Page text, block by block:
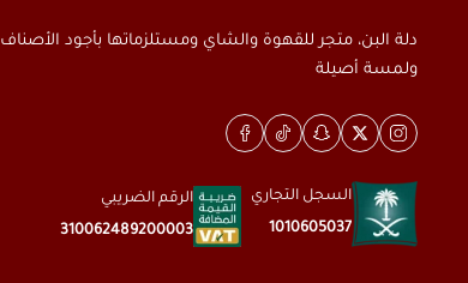
دلة البن، متجر للقهوة والشاي ومستلزماتها بأجود الأصناف
ولمسة أصيلة
السجل التجاري
1010605037
الرقم الضريبي
310062489200003